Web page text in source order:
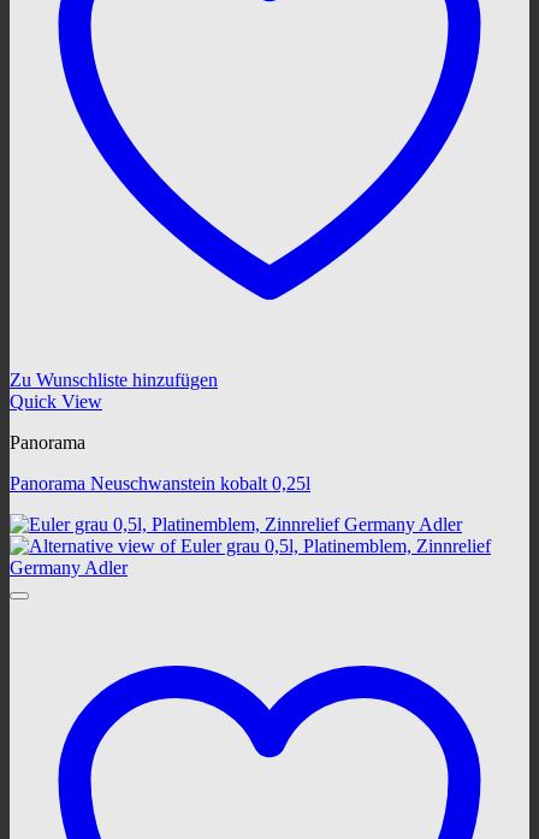
Zu Wunschliste hinzufügen
Quick View
Panorama
Panorama Neuschwanstein kobalt 0,25l